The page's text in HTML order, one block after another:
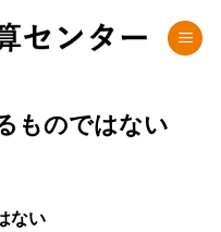
ものではない
ない